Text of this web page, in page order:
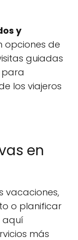
y
opciones de
guiadas
para
los viajeros
en
vacaciones,
o planificar
aquí
más